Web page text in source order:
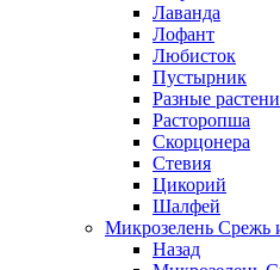
Лаванда
Лофант
Любисток
Пустырник
Разные
Расторопша
Скорцонера
Стевия
Цикорий
Шалфей
Микрозелень
Назад